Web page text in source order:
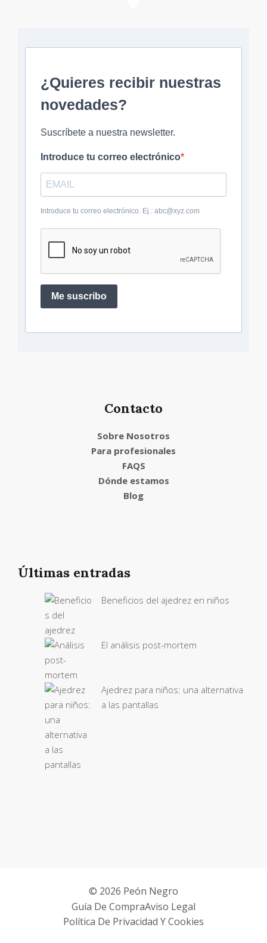
¿Quieres recibir nuestras
novedades?
Suscríbete a nuestra newsletter.
Introduce tu correo electrónico
Introduce tu correo electrónico. Ej.: abc@xyz.com
Me suscribo
Contacto
Sobre Nosotros
Para profesionales
FAQS
Dónde estamos
Blog
Últimas entradas
Beneficios del ajedrez en niños
El análisis post-mortem
Ajedrez para niños: una alternativa
a las pantallas
© 2026 Peón Negro
Guía De CompraAviso Legal
Política De Privacidad Y Cookies